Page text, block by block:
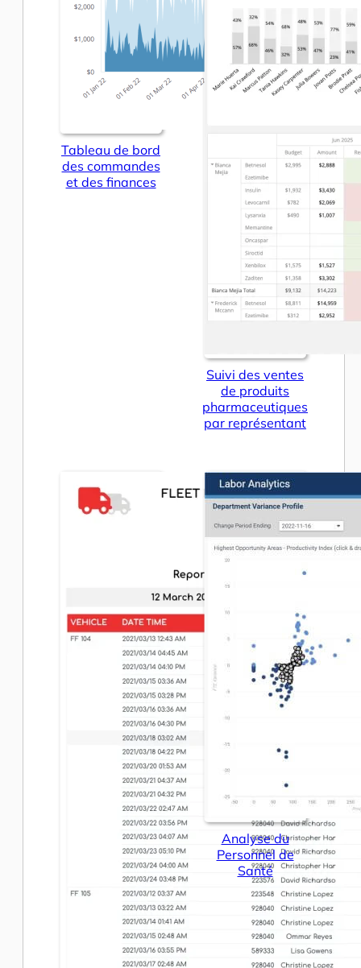
Tableau de bord
des commandes
et des finances
Suivi des ventes
de produits
pharmaceutiques
par représentant
Analyse du
Personnel de
Santé